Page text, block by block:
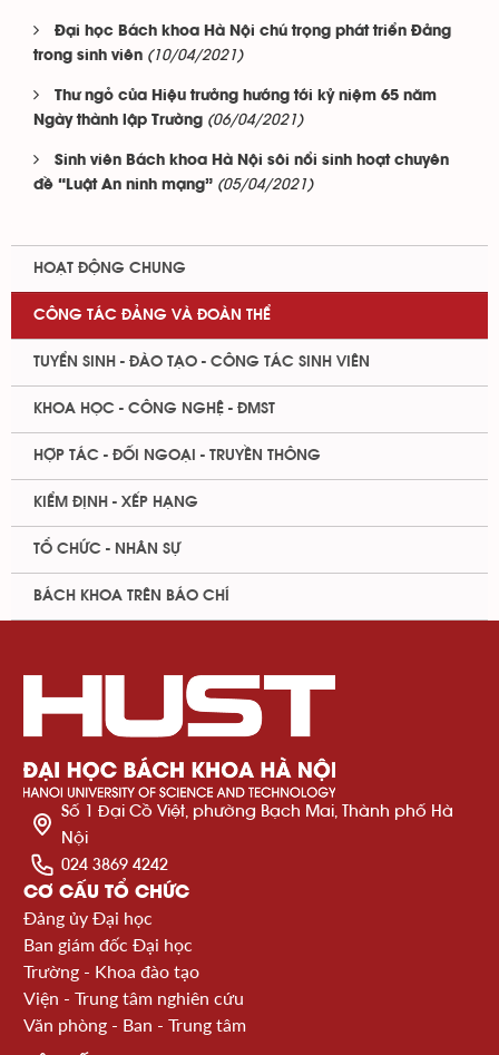
Đại học Bách khoa Hà Nội chú trọng phát triển Đảng
trong sinh viên (10/04/2021)
Thư ngỏ của Hiệu trưởng hướng tới kỷ niệm 65 năm
Ngày thành lập Trường (06/04/2021)
Sinh viên Bách khoa Hà Nội sôi nổi sinh hoạt chuyên
đề “Luật An ninh mạng” (05/04/2021)
HOẠT ĐỘNG CHUNG
CÔNG TÁC ĐẢNG VÀ ĐOÀN THỂ
TUYỂN SINH - ĐÀO TẠO - CÔNG TÁC SINH VIÊN
KHOA HỌC - CÔNG NGHỆ - ĐMST
HỢP TÁC - ĐỐI NGOẠI - TRUYỀN THÔNG
KIỂM ĐỊNH - XẾP HẠNG
TỔ CHỨC - NHÂN SỰ
BÁCH KHOA TRÊN BÁO CHÍ
Số 1 Đại Cồ Việt, phường Bạch Mai, Thành phố Hà
Nội
024 3869 4242
CƠ CẤU TỔ CHỨC
Đảng ủy Đại học
Ban giám đốc Đại học
Trường - Khoa đào tạo
Viện - Trung tâm nghiên cứu
Văn phòng - Ban - Trung tâm